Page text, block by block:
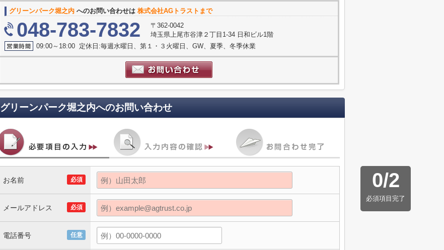
グリーンパーク堀之内 へのお問い合わせは 株式会社AGトラストまで
048-783-7832
〒362-0042
埼玉県上尾市谷津２丁目1-34 日和ビル1階
09:00～18:00 定休日:毎週水曜日、第１・３火曜日、GW、夏季、冬季休業
グリーンパーク堀之内へのお問い合わせ
0/2
必須項目完了
必須
お名前
必須
メールアドレス
任意
電話番号